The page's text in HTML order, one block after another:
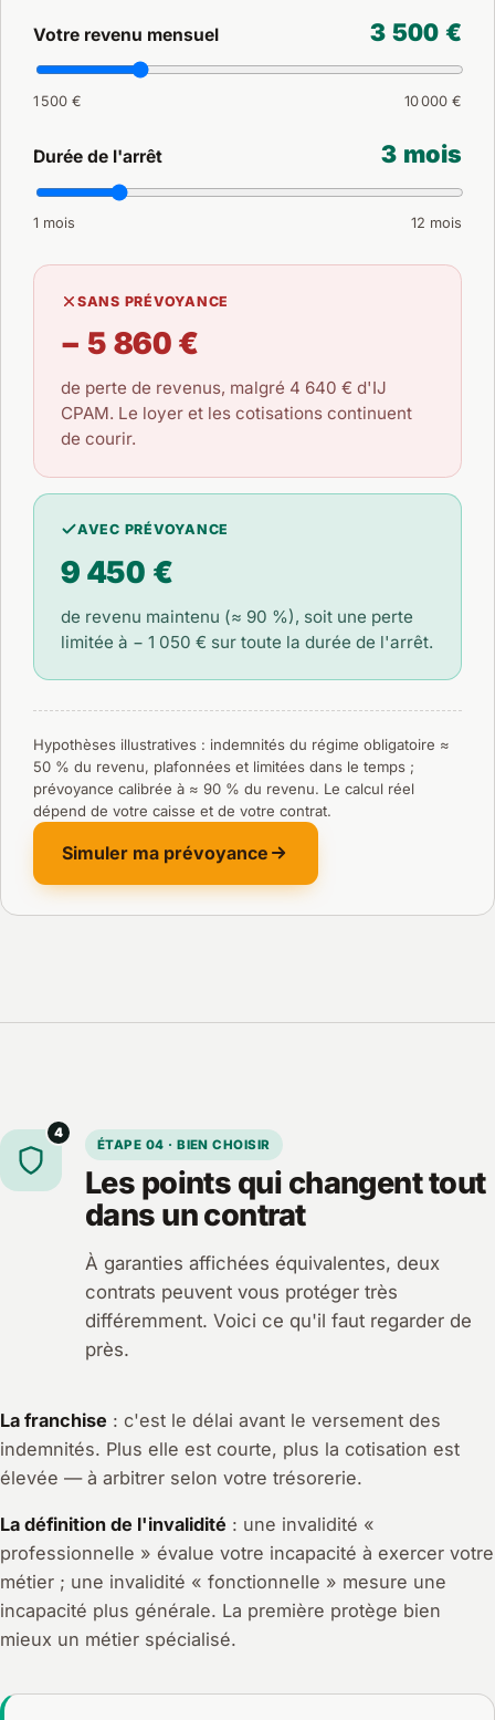
Votre revenu mensuel 3 500 €
1 500 € 10 000 €
Durée de l'arrêt 3 mois
1 mois 12 mois
SANS PRÉVOYANCE
− 5 860 €
de perte de revenus, malgré 4 640 € d'IJ
CPAM. Le loyer et les cotisations continuent
de courir.
AVEC PRÉVOYANCE
9 450 €
de revenu maintenu (≈ 90 %), soit une perte
limitée à − 1 050 € sur toute la durée de l'arrêt.
Hypothèses illustratives : indemnités du régime obligatoire ≈
50 % du revenu, plafonnées et limitées dans le temps ;
prévoyance calibrée à ≈ 90 % du revenu. Le calcul réel
dépend de votre caisse et de votre contrat.
Simuler ma prévoyance
4
ÉTAPE 04 · BIEN CHOISIR
Les points qui changent tout
dans un contrat
À garanties affichées équivalentes, deux
contrats peuvent vous protéger très
différemment. Voici ce qu'il faut regarder de
près.
La franchise : c'est le délai avant le versement des
indemnités. Plus elle est courte, plus la cotisation est
élevée — à arbitrer selon votre trésorerie.
La définition de l'invalidité : une invalidité «
professionnelle » évalue votre incapacité à exercer votre
métier ; une invalidité « fonctionnelle » mesure une
incapacité plus générale. La première protège bien
mieux un métier spécialisé.